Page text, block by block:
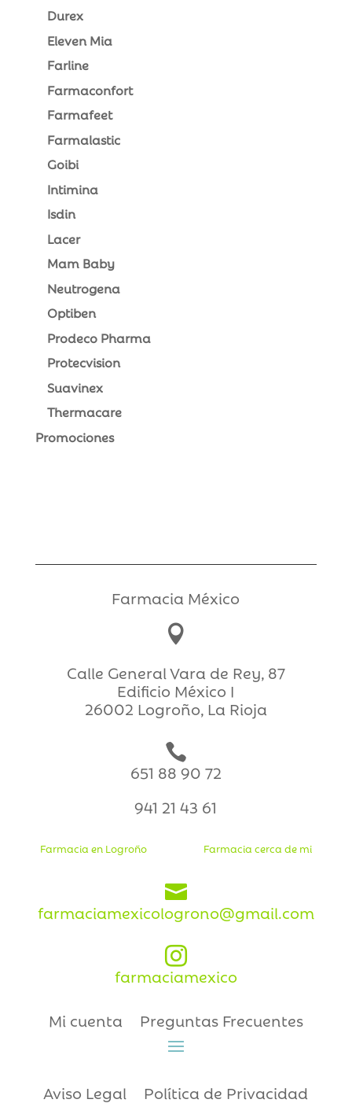
Durex
Eleven Mia
Farline
Farmaconfort
Farmafeet
Farmalastic
Goibi
Intimina
Isdin
Lacer
Mam Baby
Neutrogena
Optiben
Prodeco Pharma
Protecvision
Suavinex
Thermacare
Promociones
Farmacia México

Calle General Vara de Rey, 87
Edificio México I
26002 Logroño, La Rioja

651 88 90 72
941 21 43 61
Farmacia en Logroño Farmacia cerca de mi

farmaciamexicologrono@gmail.com

farmaciamexico
Mi cuenta Preguntas Frecuentes
Aviso Legal Política de Privacidad